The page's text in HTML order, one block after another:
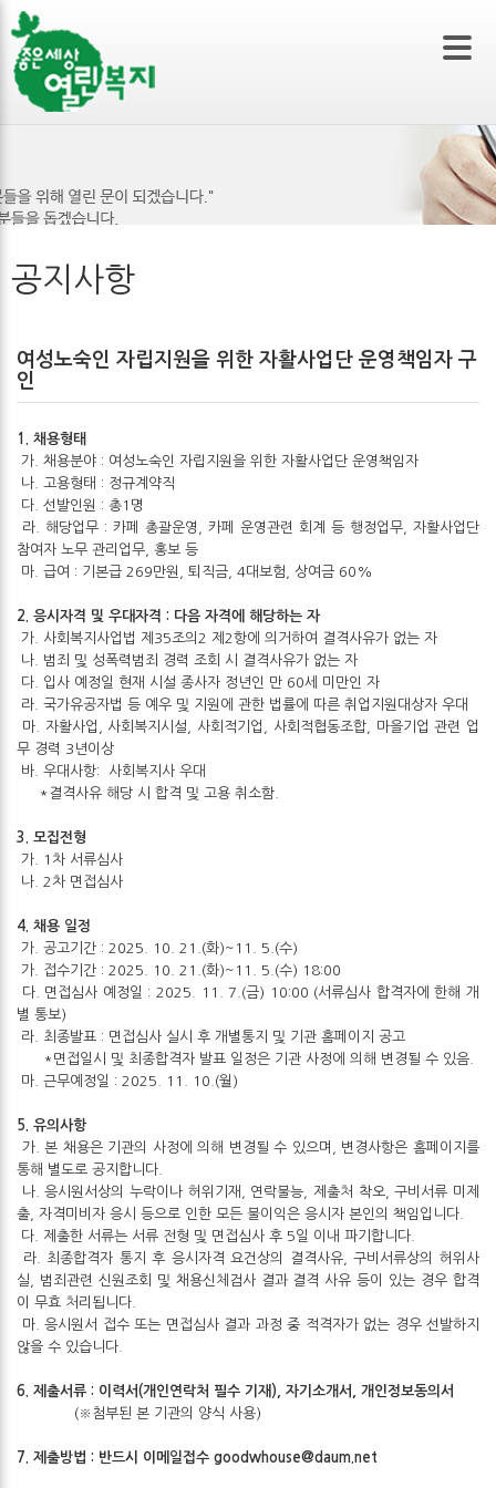
본문 바로가기
공지사항
여성노숙인 자립지원을 위한 자활사업단 운영책임자 구
인
1. 채용형태
가. 채용분야 : 여성노숙인 자립지원을 위한 자활사업단 운영책임자
나. 고용형태 : 정규계약직
다. 선발인원 : 총1명
라. 해당업무 : 카페 총괄운영, 카페 운영관련 회계 등 행정업무, 자활사업단
참여자 노무 관리업무, 홍보 등
마. 급여 : 기본급 269만원, 퇴직금, 4대보험, 상여금 60%
2. 응시자격 및 우대자격 : 다음 자격에 해당하는 자
가. 사회복지사업법 제35조의2 제2항에 의거하여 결격사유가 없는 자
나. 범죄 및 성폭력범죄 경력 조회 시 결격사유가 없는 자
다. 입사 예정일 현재 시설 종사자 정년인 만 60세 미만인 자
라. 국가유공자법 등 예우 및 지원에 관한 법률에 따른 취업지원대상자 우대
마. 자활사업, 사회복지시설, 사회적기업, 사회적협동조합, 마을기업 관련 업
무 경력 3년이상
바. 우대사항: 사회복지사 우대
*결격사유 해당 시 합격 및 고용 취소함.
3. 모집전형
가. 1차 서류심사
나. 2차 면접심사
4. 채용 일정
가. 공고기간 : 2025. 10. 21.(화)~11. 5.(수)
가. 접수기간 : 2025. 10. 21.(화)~11. 5.(수) 18:00
다. 면접심사 예정일 : 2025. 11. 7.(금) 10:00 (서류심사 합격자에 한해 개
별 통보)
라. 최종발표 : 면접심사 실시 후 개별통지 및 기관 홈페이지 공고
*면접일시 및 최종합격자 발표 일정은 기관 사정에 의해 변경될 수 있음.
마. 근무예정일 : 2025. 11. 10.(월)
5. 유의사항
가. 본 채용은 기관의 사정에 의해 변경될 수 있으며, 변경사항은 홈페이지를
통해 별도로 공지합니다.
나. 응시원서상의 누락이나 허위기재, 연락불능, 제출처 착오, 구비서류 미제
출, 자격미비자 응시 등으로 인한 모든 불이익은 응시자 본인의 책임입니다.
다. 제출한 서류는 서류 전형 및 면접심사 후 5일 이내 파기합니다.
라. 최종합격자 통지 후 응시자격 요건상의 결격사유, 구비서류상의 허위사
실, 범죄관련 신원조회 및 채용신체검사 결과 결격 사유 등이 있는 경우 합격
이 무효 처리됩니다.
마. 응시원서 접수 또는 면접심사 결과 과정 중 적격자가 없는 경우 선발하지
않을 수 있습니다.
6. 제출서류 : 이력서(개인연락처 필수 기재), 자기소개서, 개인정보동의서
(※첨부된 본 기관의 양식 사용)
7. 제출방법 : 반드시 이메일접수 goodwhouse@daum.net